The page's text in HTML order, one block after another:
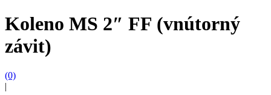
Koleno MS 2″ FF (vnútorný
závit)
(0)
|